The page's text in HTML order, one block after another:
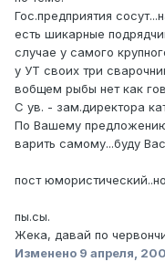
Гос.предприятия
есть шикарные
случае у самого
у УТ своих три
вобщем рыбы нет как
С ув. - зам.директора
По Вашему
варить самому...буду
пост
пы.сы.
Жека, давай по
Изменено 9 апреля,